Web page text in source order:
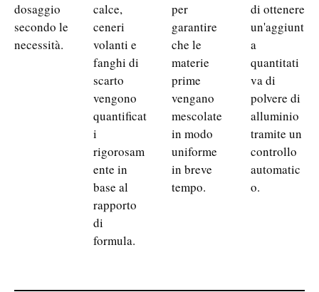
dosaggio
secondo le
necessità.
calce,
ceneri
volanti e
fanghi di
scarto
vengono
quantificat
i
rigorosam
ente in
base al
rapporto
di
formula.
per
garantire
che le
materie
prime
vengano
mescolate
in modo
uniforme
in breve
tempo.
di ottenere
un'aggiunt
a
quantitati
va di
polvere di
alluminio
tramite un
controllo
automatic
o.